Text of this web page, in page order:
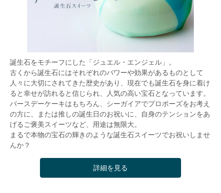
誕生石をモチーフにした「ジュエル・エンジェル」。
古くから誕生石にはそれぞれのパワーや効果があるものとして
人々に大切にされてきた歴史があり、現在でも誕生石を身に着け
ると幸せが訪れると信じられ、人気の高い宝石となっています。
バースデーケーキはもちろん、シーガイアでプロポーズをお考え
の方に、または推しの誕生日のお祝いに、自身のテンションをあ
げるご褒美スイーツなど、用途は無限大。
まるで本物の宝石の輝きのような誕生石スイーツでお祝いしませ
んか？
詳細を見る